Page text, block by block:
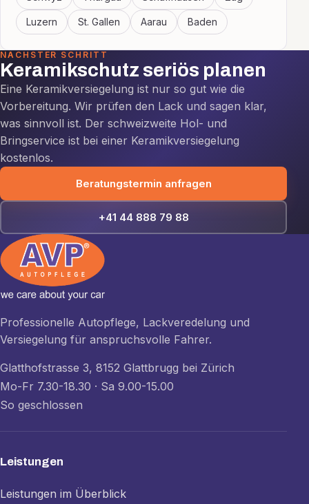
Luzern St. Gallen Aarau Baden
NÄCHSTER SCHRITT
Keramikschutz seriös planen
Eine Keramikversiegelung ist nur so gut wie die
Vorbereitung. Wir prüfen den Lack und sagen klar,
was sinnvoll ist. Der schweizweite Hol- und
Bringservice ist bei einer Keramikversiegelung
kostenlos.
Beratungstermin anfragen
+41 44 888 79 88
Professionelle Autopflege, Lackveredelung und
Versiegelung für anspruchsvolle Fahrer.
Glatthofstrasse 3, 8152 Glattbrugg bei Zürich
Mo-Fr 7.30-18.30 · Sa 9.00-15.00
So geschlossen
Leistungen
Leistungen im Überblick